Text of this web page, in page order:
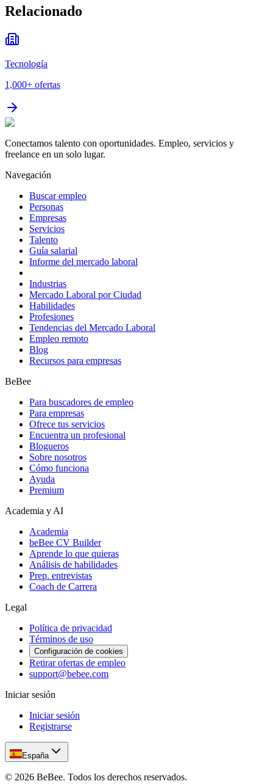
Relacionado
Tecnología
1,000+ ofertas
Conectamos talento con oportunidades. Empleo, servicios y
freelance en un solo lugar.
Navegación
Buscar empleo
Personas
Empresas
Servicios
Talento
Guía salarial
Informe del mercado laboral
Industrias
Mercado Laboral por Ciudad
Habilidades
Profesiones
Tendencias del Mercado Laboral
Empleo remoto
Blog
Recursos para empresas
BeBee
Para buscadores de empleo
Para empresas
Ofrece tus servicios
Encuentra un profesional
Blogueros
Sobre nosotros
Cómo funciona
Ayuda
Premium
Academia y AI
Academia
beBee CV Builder
Aprende lo que quieras
Análisis de habilidades
Prep. entrevistas
Coach de Carrera
Legal
Política de privacidad
Términos de uso
Configuración de cookies
Retirar ofertas de empleo
support@bebee.com
Iniciar sesión
Iniciar sesión
Registrarse
España
© 2026 BeBee. Todos los derechos reservados.